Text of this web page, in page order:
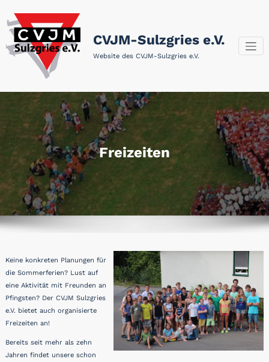
Inhalt
springen
CVJM-Sulzgries e.V.
Website des CVJM-Sulzgries e.V.
Freizeiten
Keine konkreten Planungen für
die Sommerferien? Lust auf
eine Aktivität mit Freunden an
Pfingsten? Der CVJM Sulzgries
e.V. bietet auch organisierte
Freizeiten an!
Bereits seit mehr als zehn
Jahren findet unsere schon